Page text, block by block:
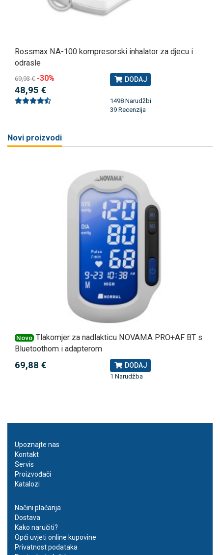
Rossmax NA-100 kompresorski inhalator za djecu i
odrasle
69,93 € -30%
48,95 €
DODAJ
1498 Narudžbi
39 Recenzija
Novi proizvodi
Novo Tlakomjer za nadlakticu NOVAMA PRO+AF BT s
Bluetoothom i adapterom
69,88 € DODAJ
1 Narudžba
Upoznajte nas
Kontakt
Servis
Proizvođači
Katalozi
Načini plaćanja
Dostava
Kako naručiti?
Opći uvjeti online kupovine
Privatnost podataka